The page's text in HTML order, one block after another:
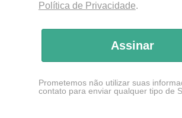
Política de Privacidade.
Assinar
Prometemos não utilizar suas
contato para enviar qualquer tipo de